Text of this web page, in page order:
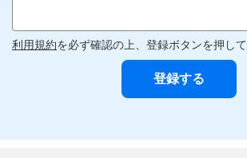
利用規約を必ず確認の上、登録ボタンを押して